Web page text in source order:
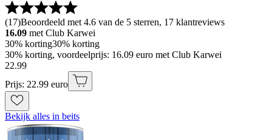
(17)Beoordeeld met 4.6 van de 5 sterren, 17 klantreviews
16.09 met Club Karwei
30% korting30% korting
30% korting, voordeelprijs: 16.09 euro met Club Karwei
22.99
Prijs: 22.99 euro
Bekijk alles in beits